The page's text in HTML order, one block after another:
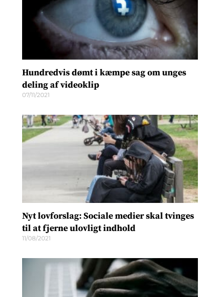
Hundredvis dømt i kæmpe sag om unges
deling af videoklip
07/11/2021
Nyt lovforslag: Sociale medier skal tvinges
til at fjerne ulovligt indhold
11/08/2021